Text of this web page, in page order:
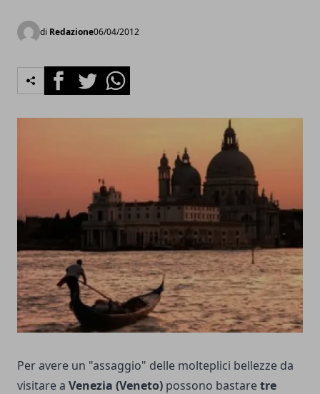
di Redazione06/04/2012
FacebookTwitterWhatsapp
Per avere un "assaggio" delle molteplici bellezze da
visitare a Venezia (Veneto) possono bastaretre